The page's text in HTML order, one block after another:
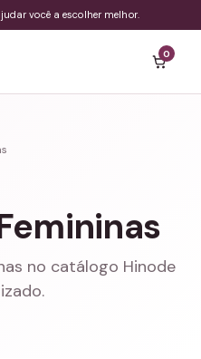
você a escolher melhor.
0
no catálogo Hinode